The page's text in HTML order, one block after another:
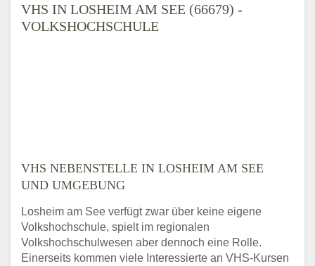
VHS IN LOSHEIM AM SEE (66679) -
VOLKSHOCHSCHULE
VHS NEBENSTELLE IN LOSHEIM AM SEE
UND UMGEBUNG
Losheim am See verfügt zwar über keine eigene
Volkshochschule, spielt im regionalen
Volkshochschulwesen aber dennoch eine Rolle.
Einerseits kommen viele Interessierte an VHS-Kursen